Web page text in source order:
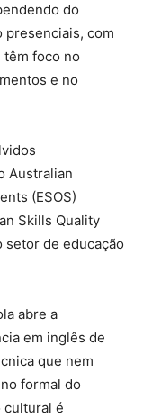
do
presenciais, com
têm foco no
e no
Australian
(ESOS)
Skills Quality
setor de educação
abre a
em inglês de
que nem
formal do
cultural é